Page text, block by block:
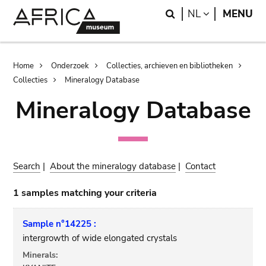
Search
NL LANGUAGE
MENU
Breadcrumb
Home Onderzoek
Collecties, archieven en bibliotheken
Collecties
Mineralogy Database
Mineralogy Database
Search |About the mineralogy database | Contact
1 samples matching your criteria
Sample n°14225 :
intergrowth of wide elongated crystals
Minerals: